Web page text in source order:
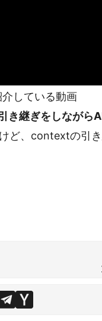
している動画
継ぎをしながら
ど、contextの引